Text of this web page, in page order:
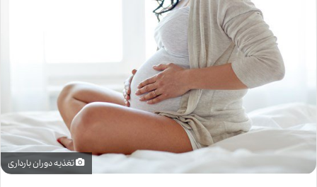
تغذیه دوران بارداری